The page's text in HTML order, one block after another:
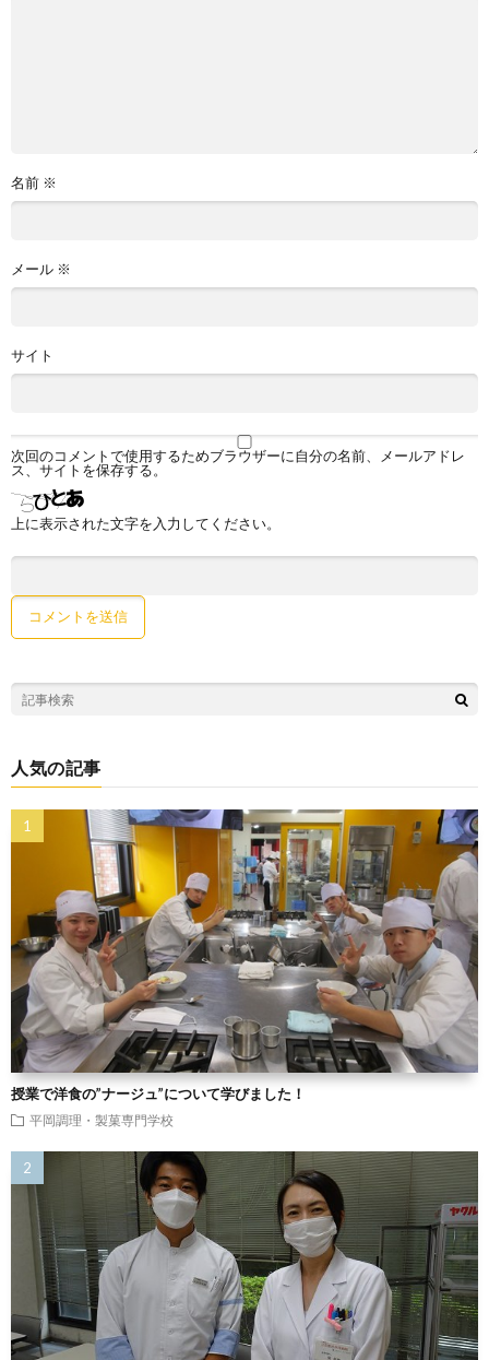
名前 ※
メール ※
サイト
次回のコメントで使用するためブラウザーに自分の名前、メールアドレ
ス、サイトを保存する。
上に表示された文字を入力してください。
人気の記事
授業で洋食の”ナージュ”について学びました！
平岡調理・製菓専門学校